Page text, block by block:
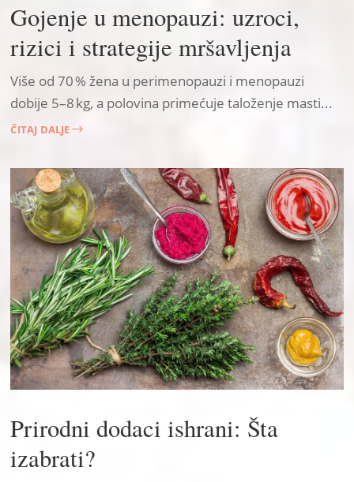
Gojenje u menopauzi: uzroci,
rizici i strategije mršavljenja
Više od 70 % žena u perimenopauzi i menopauzi
dobije 5–8 kg, a polovina primećuje taloženje masti...
ČITAJ DALJE$
Prirodni dodaci ishrani: Šta
izabrati?